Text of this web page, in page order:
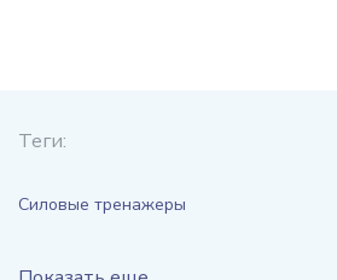
Теги:
Силовые тренажеры